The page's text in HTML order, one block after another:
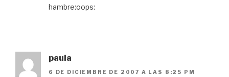
hambre:oops:
paula
6 DE DICIEMBRE DE 2007 A LAS 8:25 PM